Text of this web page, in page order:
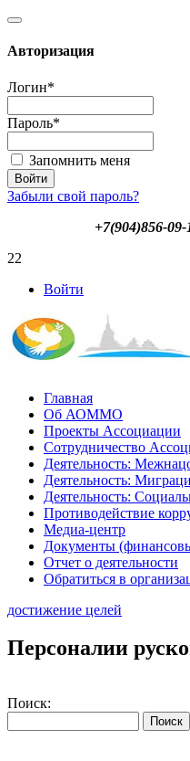
Авторизация
Логин*
Пароль*
Запомнить меня
Забыли свой пароль?
+7(904)856-09-
22
Войти
Главная
Об АОММО
Проекты Ассоциации
Сотрудничество
Деятельность:
Деятельность:
Деятельность:
Противодействие
Медиа-центр
Документы
Отчет о деятельности
Обратиться в
достижение целей
Персоналии
Поиск: